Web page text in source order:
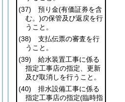
(37) 預り金(有価証券を含
む。)の保管及び返戻を行
うこと。
(38) 支払伝票の審査を行
うこと。
(39) 給水装置工事に係る
指定工事店の指定、更新
及び取消しを行うこと。
(40) 排水設備工事に係る
指定工事店の指定(臨時指